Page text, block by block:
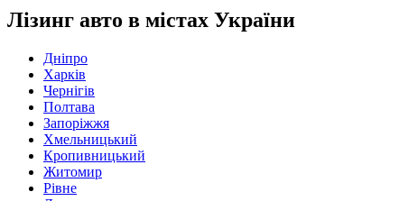
Лізинг авто в містах України
Дніпро
Харків
Чернігів
Полтава
Запоріжжя
Хмельницький
Кропивницький
Житомир
Рівне